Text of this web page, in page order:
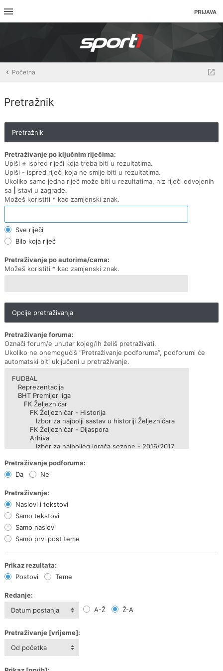
PRIJAVA
Početna
Pretražnik
Pretražnik
Pretraživanje po ključnim riječima:
Upiši + ispred riječi koja treba biti u rezultatima.
Upiši - ispred riječi koja ne smije biti u rezultatima.
Ukoliko samo jedna riječ može biti u rezultatima, niz riječi odvojenih
sa
stavi u zagrade.
Možeš koristiti * kao zamjenski znak.
Sve riječi
Bilo koja riječ
Pretraživanje po autorima/cama:
Možeš koristiti * kao zamjenski znak.
Opcije pretraživanja
Pretraživanje foruma:
Označi forum/e unutar kojeg/ih želiš pretraživati.
Ukoliko ne onemogućiš “Pretraživanje podforuma”, podforumi će
automatski biti uključeni u pretraživanje.
Pretraživanje podforuma:
Da
Ne
Pretraživanje:
Naslovi i tekstovi
Samo tekstovi
Samo naslovi
Samo prvi post teme
Prikaz rezultata:
Postovi
Teme
Redanje:
Datum postanja
A-Ž Ž-A
Pretraživanje [vrijeme]:
Od početka